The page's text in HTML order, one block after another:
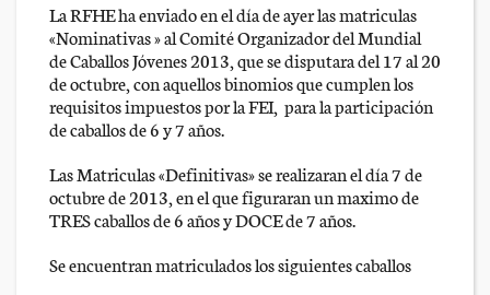
La RFHE ha enviado en el día de ayer las matriculas
«Nominativas » al Comité Organizador del Mundial
de Caballos Jóvenes 2013, que se disputara del 17 al 20
de octubre, con aquellos binomios que cumplen los
requisitos impuestos por la FEI, para la participación
de caballos de 6 y 7 años.
Las Matriculas «Definitivas» se realizaran el día 7 de
octubre de 2013, en el que figuraran un maximo de
TRES caballos de 6 años y DOCE de 7 años.
Se encuentran matriculados los siguientes caballos